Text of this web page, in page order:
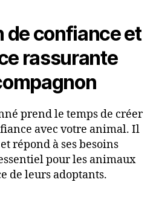
de confiance et
rassurante
prend le temps de créer
avec votre animal. Il
répond à ses besoins
pour les animaux
de leurs adoptants.